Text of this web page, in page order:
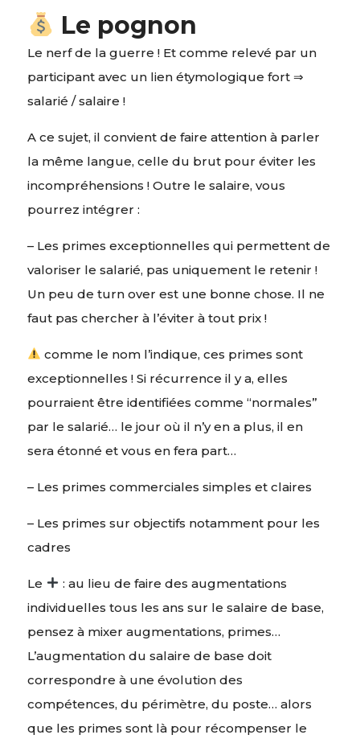
Le pognon
Le nerf de la guerre ! Et comme relevé par un
participant avec un lien étymologique fort ⇒
salarié / salaire !
A ce sujet, il convient de faire attention à parler
la même langue, celle du brut pour éviter les
incompréhensions ! Outre le salaire, vous
pourrez intégrer :
– Les primes exceptionnelles qui permettent de
valoriser le salarié, pas uniquement le retenir !
Un peu de turn over est une bonne chose. Il ne
faut pas chercher à l’éviter à tout prix !
comme le nom l’indique, ces primes sont
exceptionnelles ! Si récurrence il y a, elles
pourraient être identifiées comme “normales”
par le salarié… le jour où il n’y en a plus, il en
sera étonné et vous en fera part…
– Les primes commerciales simples et claires
– Les primes sur objectifs notamment pour les
cadres
Le
: au lieu de faire des augmentations
individuelles tous les ans sur le salaire de base,
pensez à mixer augmentations, primes…
L’augmentation du salaire de base doit
correspondre à une évolution des
compétences, du périmètre, du poste… alors
que les primes sont là pour récompenser le